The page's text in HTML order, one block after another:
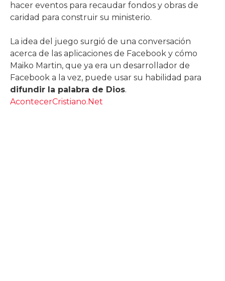
hacer eventos para recaudar fondos y obras de
caridad para construir su ministerio.
La idea del juego surgió de una conversación
acerca de las aplicaciones de Facebook y cómo
Maiko Martin, que ya era un desarrollador de
Facebook a la vez, puede usar su habilidad para
difundir la palabra de Dios.
AcontecerCristiano.Net